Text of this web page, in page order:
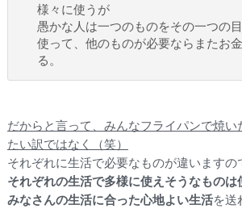
様々に使うが
愚かな人は一つのものをその一つの
使って、他のものが必要ならまたお
る。
だからと言って、みんなフライパンで焼い
たい訳ではなく（笑）
それぞれに生活で必要なものが違いますの
それぞれの生活で多様に使えそうなものは
みなさんの生活に合った心地よい生活を送